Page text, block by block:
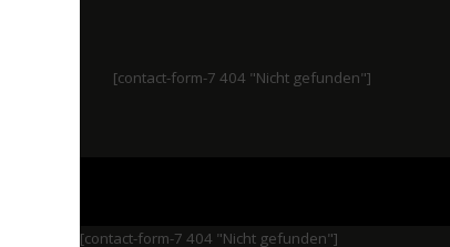
[contact-form-7 404 "Nicht gefunden"]
[contact-form-7 404 "Nicht gefunden"]